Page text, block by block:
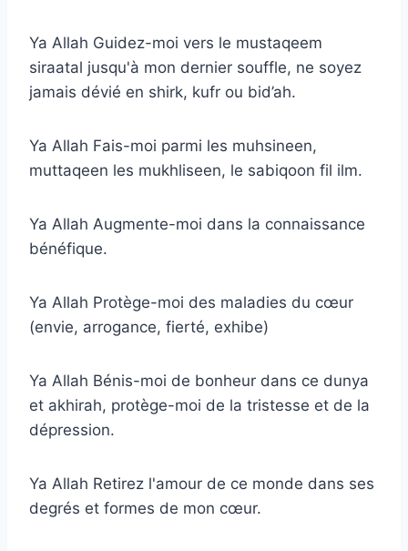
Ya Allah Guidez-moi vers le mustaqeem
siraatal jusqu'à mon dernier souffle, ne soyez
jamais dévié en shirk, kufr ou bid’ah.
Ya Allah Fais-moi parmi les muhsineen,
muttaqeen les mukhliseen, le sabiqoon fil ilm.
Ya Allah Augmente-moi dans la connaissance
bénéfique.
Ya Allah Protège-moi des maladies du cœur
(envie, arrogance, fierté, exhibe)
Ya Allah Bénis-moi de bonheur dans ce dunya
et akhirah, protège-moi de la tristesse et de la
dépression.
Ya Allah Retirez l'amour de ce monde dans ses
degrés et formes de mon cœur.